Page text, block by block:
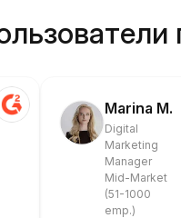
Marina M.
Digital
Marketing
Manager
Mid-Market
(51-1000
emp.)